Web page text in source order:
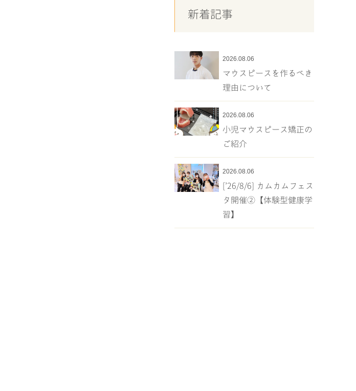
新着記事
2026.08.06
マウスピースを作るべき
理由について
2026.08.06
小児マウスピース矯正の
ご紹介
2026.08.06
[’26/8/6] カムカムフェス
タ開催②【体験型健康学
習】